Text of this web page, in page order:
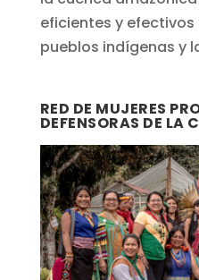
eficientes y
pueblos indígenas y
RED DE MUJERES
DEFENSORAS DE